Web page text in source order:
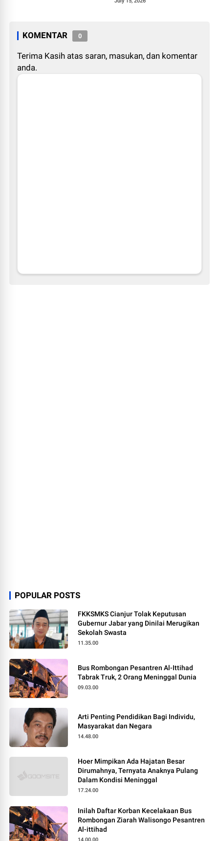
KOMENTAR 0
Terima Kasih atas saran, masukan, dan komentar
anda.
POPULAR POSTS
FKKSMKS Cianjur Tolak Keputusan
Gubernur Jabar yang Dinilai Merugikan
Sekolah Swasta
11.35.00
Bus Rombongan Pesantren Al-Ittihad
Tabrak Truk, 2 Orang Meninggal Dunia
09.03.00
Arti Penting Pendidikan Bagi Individu,
Masyarakat dan Negara
14.48.00
Hoer Mimpikan Ada Hajatan Besar
Dirumahnya, Ternyata Anaknya Pulang
Dalam Kondisi Meninggal
17.24.00
Inilah Daftar Korban Kecelakaan Bus
Rombongan Ziarah Walisongo Pesantren
Al-ittihad
14.00.00